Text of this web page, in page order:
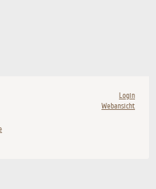
Login
Webansicht